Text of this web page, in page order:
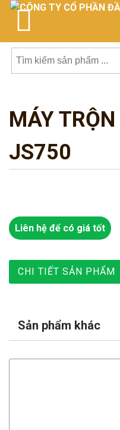
Tìm
sản
phẩmphẩm:
MÁY
JS750
Liên hệ để có giá tốt
CHI TIẾT SẢN PHẨM
Sản phẩm khác